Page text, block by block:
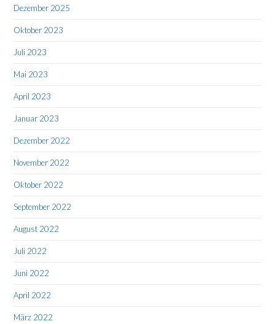
Dezember 2025
Oktober 2023
Juli 2023
Mai 2023
April 2023
Januar 2023
Dezember 2022
November 2022
Oktober 2022
September 2022
August 2022
Juli 2022
Juni 2022
April 2022
März 2022